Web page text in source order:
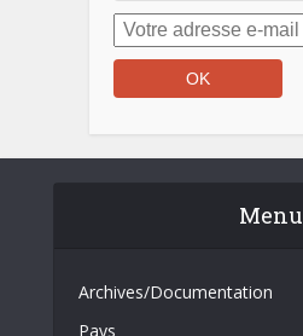
Menu
Archives/Documentation
Pays